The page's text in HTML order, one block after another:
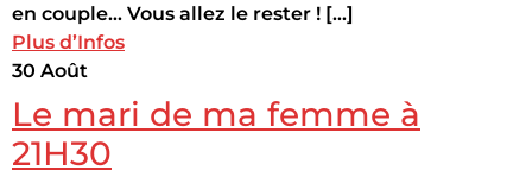
en couple… Vous allez le rester ! [...]
Plus d’Infos
30 Août
Le mari de ma femme à
21H30